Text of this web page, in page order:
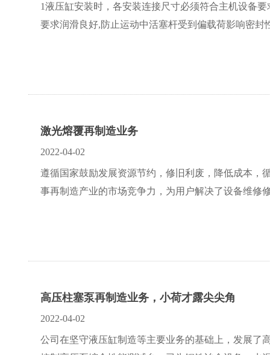
1液压缸安装时，各安装连接尺寸必须符合主机设备
要求润滑良好,防止运动中活塞杆受到偏载荷影响密封
激光熔覆再制造业务
2022-04-02
遵循国家鼓励发展资源节约，修旧利废，降低成本，
事再制造产业的市场竞争力，为用户解决了设备维修
高压柱塞泵再制造业务，小荷才露尖尖角
2022-04-02
公司在坚守液压缸制造等主要业务的基础上，发展了